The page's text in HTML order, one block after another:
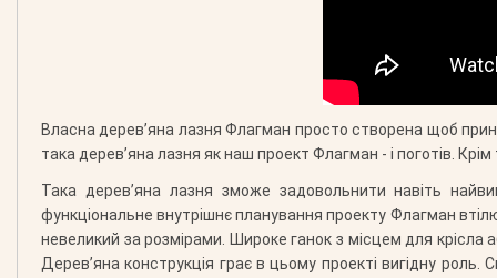
Власна дерев’яна лазня Флагман просто створена щоб
така дерев’яна лазня як наш проект Флагман - і поготів.
Така дерев’яна лазня зможе задовольнити навіть
функціональне внутрішнє планування проекту Флагман
невеликий за розмірами. Широке ганок з місцем для крісла
Дерев’яна конструкція грає в цьому проекті вигідну